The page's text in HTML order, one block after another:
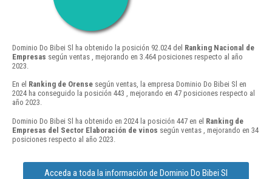
Dominio Do Bibei Sl ha obtenido la posición 92.024 del Ranking Nacional de
Empresas según ventas , mejorando en 3.464 posiciones respecto al año
2023.
En el Ranking de Orense según ventas, la empresa Dominio Do Bibei Sl en
2024 ha conseguido la posición 443 , mejorando en 47 posiciones respecto al
año 2023.
Dominio Do Bibei Sl ha obtenido en 2024 la posición 447 en el Ranking de
Empresas del Sector Elaboración de vinos según ventas , mejorando en 34
posiciones respecto al año 2023.
Acceda a toda la información de Dominio Do Bibei Sl